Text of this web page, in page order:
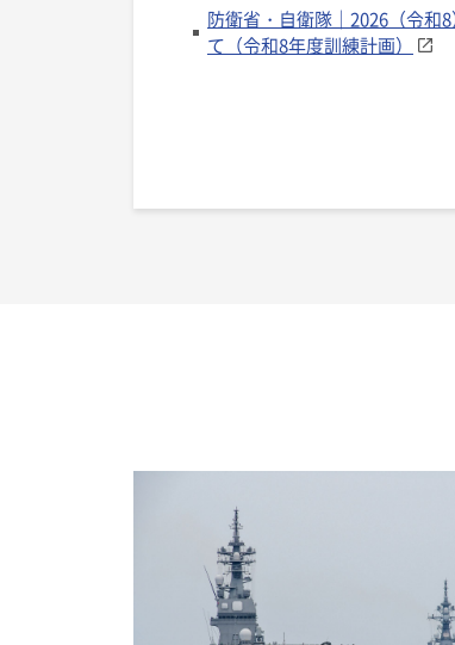
防衛省・自衛隊｜2026（令和
て（令和8年度訓練計画）